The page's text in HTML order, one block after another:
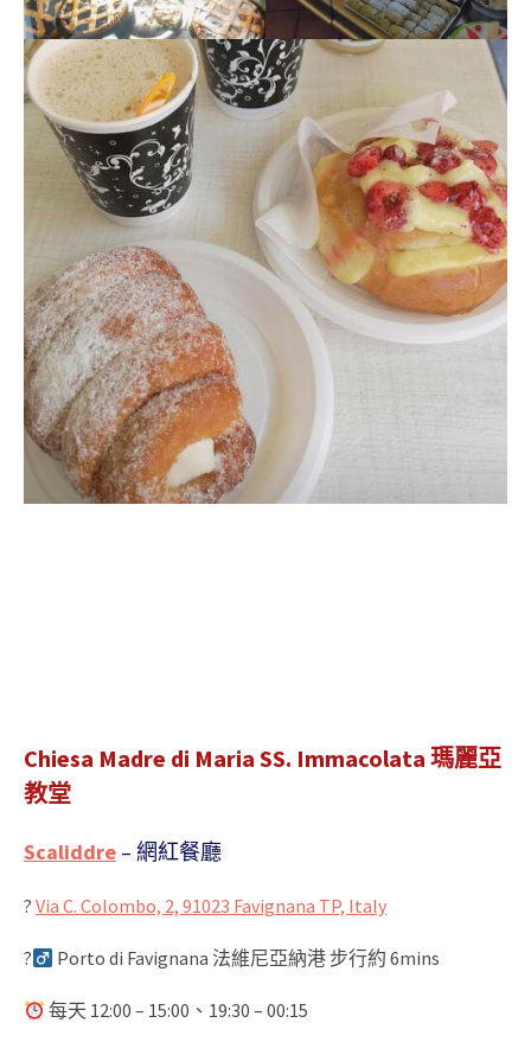
Chiesa Madre di Maria SS. Immacolata 瑪麗亞
教堂
Scaliddre – 網紅餐廳
? Via C. Colombo, 2, 91023 Favignana TP, Italy
?‍ Porto di Favignana 法維尼亞納港 步行約 6mins
每天 12:00 – 15:00、19:30 – 00:15